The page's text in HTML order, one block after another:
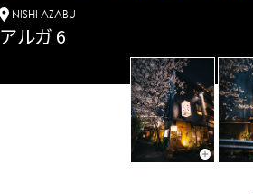
NISHI AZABU
アルガ 6